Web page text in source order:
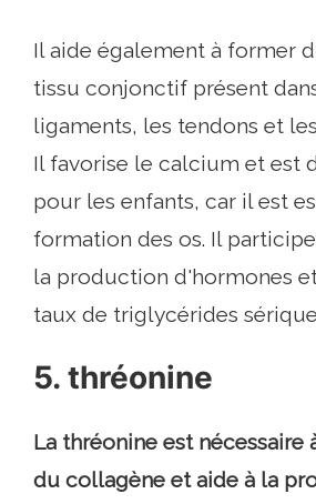
Il aide également à former
tissu conjonctif présent
ligaments, les tendons et
Il favorise le calcium et est
pour les enfants, car il est
formation des os. Il
la production d'hormones
taux de triglycérides
5. thréonine
La thréonine est nécessaire
du collagène et aide à la